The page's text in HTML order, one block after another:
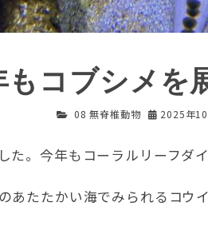
もコブシメを
08 無脊椎動物 2025年
た。今年もコーラルリーフダ
あたたかい海でみられるコウ